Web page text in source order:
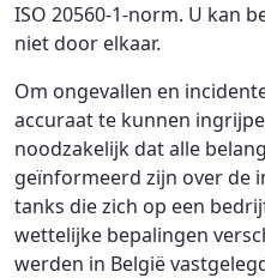
ISO 20560-1-norm. U kan
niet door elkaar.
Om ongevallen en
accuraat te kunnen
noodzakelijk dat alle
geïnformeerd zijn over de
tanks die zich op een
wettelijke bepalingen
werden in België